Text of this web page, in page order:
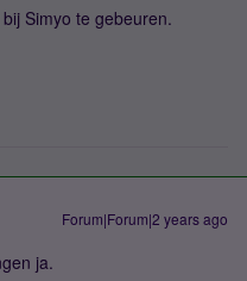
Simyo te gebeuren.
Forum|Forum|2 years ago
ja.